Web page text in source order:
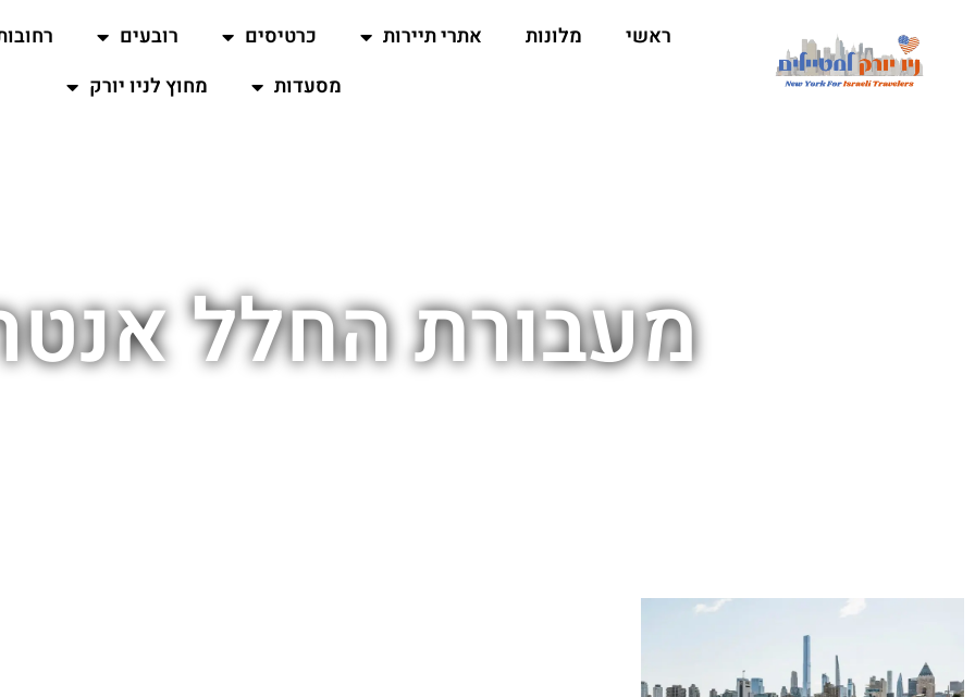
ראשי מלונות אתרי תיירות כרטיסים רובעים
מסעדות
מחוץ לניו יורק
מעבורת החלל